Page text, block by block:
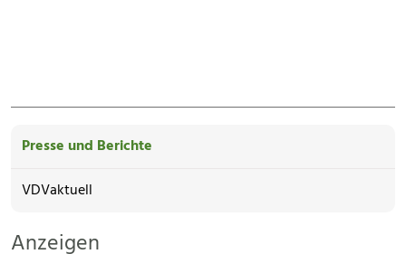
Presse und Berichte
VDVaktuell
Anzeigen